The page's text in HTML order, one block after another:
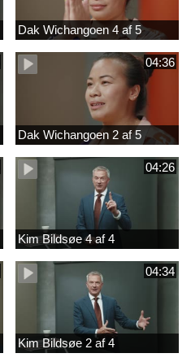
Dak Wichangoen 4 af 5
04:36
Dak Wichangoen 2 af 5
04:26
Kim Bildsøe 4 af 4
04:34
Kim Bildsøe 2 af 4